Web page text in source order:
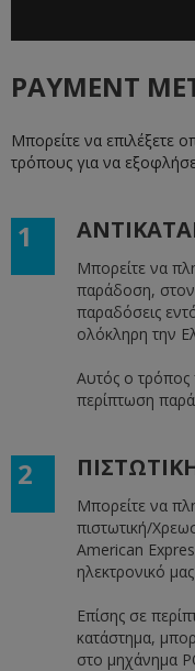
PAYMENT
Μπορείτε να επιλέξετε
τρόπους για να
1
Μπορείτε να
παράδοση, στον
παραδόσεις
ολόκληρη την
Αυτός ο τρόπος
περίπτωση
2
Μπορείτε να
πιστωτική/
American
ηλεκτρονικό
Επίσης σε
κατάστημα,
στο μηχάνημα